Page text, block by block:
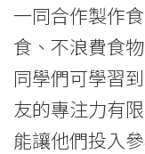
一同合作製作
食、不浪費食
同學們可學習
友的專注力有
能讓他們投入